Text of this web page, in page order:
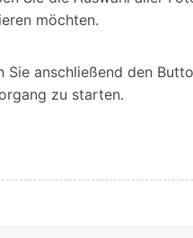
möchten.
Sie anschließend den
zu starten.